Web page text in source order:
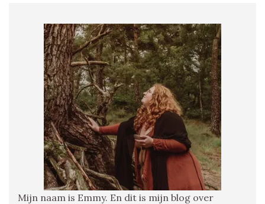
Mijn naam is Emmy. En dit is mijn blog over